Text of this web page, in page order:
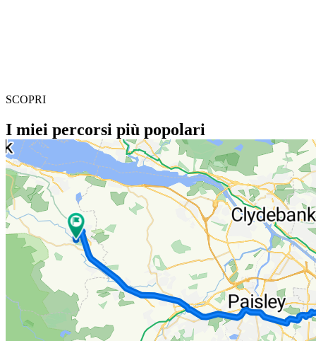
SCOPRI
I miei percorsi più popolari